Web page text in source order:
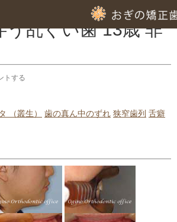
う乱ぐい歯 13歳 非
トする
（叢生） 歯の真ん中のずれ 狭窄歯列 舌癖
た歯みがき指導
防の指導